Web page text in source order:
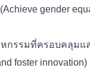
gender
กรรมที่ครอบคลุมแ
foster innovation)